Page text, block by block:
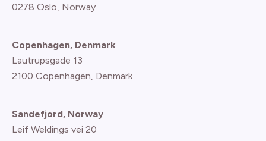
0278 Oslo, Norway
Copenhagen, Denmark
Lautrupsgade 13
2100 Copenhagen, Denmark
Sandefjord, Norway
Leif Weldings vei 20